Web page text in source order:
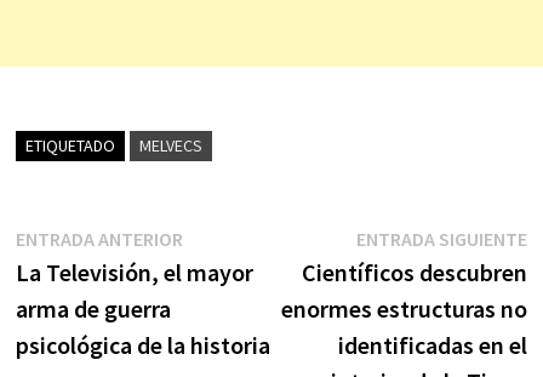
ETIQUETADO MELVECS
Navegación
de
entradas
ENTRADA ANTERIOREntrada
anterior:
La Televisión, el mayor
arma de guerra
psicológica de la historia
ENTRADA SIGUIENTE
Científicos descubren
enormes estructuras no
identificadas en el